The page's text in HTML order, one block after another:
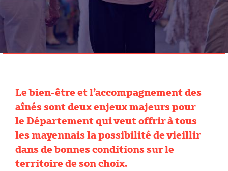
Le bien-être et l’accompagnement des
aînés sont deux enjeux majeurs pour
le Département qui veut offrir à tous
les mayennais la possibilité de vieillir
dans de bonnes conditions sur le
territoire de son choix.